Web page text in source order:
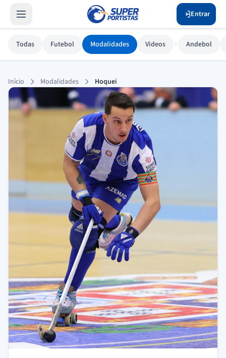
Entrar
Todas Futebol Modalidades Videos › Andebol
Hoquei
Início Modalidades Hoquei